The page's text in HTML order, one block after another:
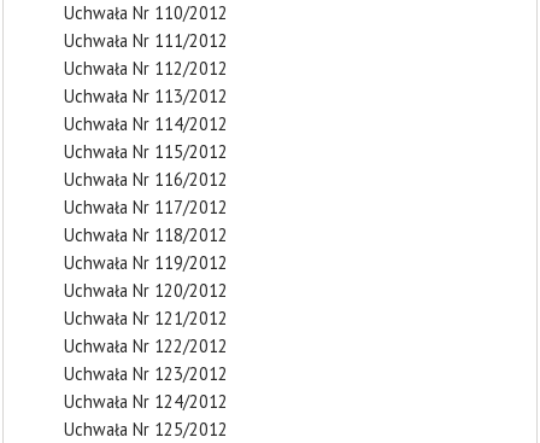
Uchwała Nr 110/2012
Uchwała Nr 111/2012
Uchwała Nr 112/2012
Uchwała Nr 113/2012
Uchwała Nr 114/2012
Uchwała Nr 115/2012
Uchwała Nr 116/2012
Uchwała Nr 117/2012
Uchwała Nr 118/2012
Uchwała Nr 119/2012
Uchwała Nr 120/2012
Uchwała Nr 121/2012
Uchwała Nr 122/2012
Uchwała Nr 123/2012
Uchwała Nr 124/2012
Uchwała Nr 125/2012